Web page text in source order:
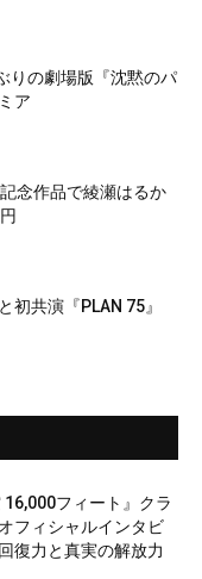
りの劇場版『沈黙のパ
ア
念作品で綾瀬はるか
初共演『PLAN 75』
16,000フィート』クラ
フィシャルインタビ
復力と真実の解放力